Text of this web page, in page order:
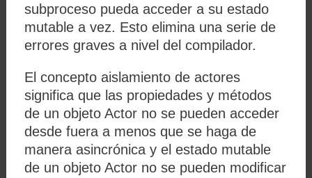
subproceso pueda acceder a su estado
mutable a vez. Esto elimina una serie de
errores graves a nivel del compilador.
El concepto aislamiento de actores
significa que las propiedades y métodos
de un objeto Actor no se pueden acceder
desde fuera a menos que se haga de
manera asincrónica y el estado mutable
de un objeto Actor no se pueden modificar